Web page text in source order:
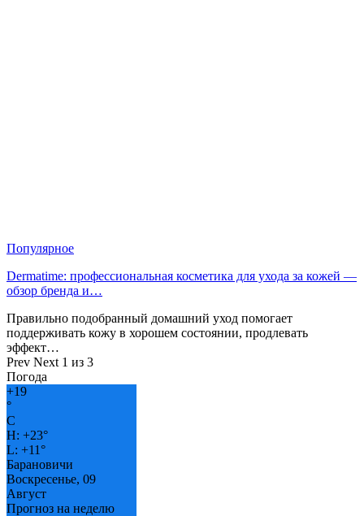
Популярное
Dermatime: профессиональная косметика для ухода за кожей —
обзор бренда и…
Правильно подобранный домашний уход помогает
поддерживать кожу в хорошем состоянии, продлевать
эффект…
Prev Next 1 из 3
Погода
+19
°
C
H: +23°
L: +11°
Барановичи
Воскресенье, 09
Август
Прогноз на неделю